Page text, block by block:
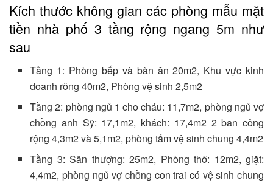
Kích thước không gian các phòng mẫu mặt
tiền nhà phố 3 tầng rộng ngang 5m như
sau
Tầng 1: Phòng bếp và bàn ăn 20m2, Khu vực kinh
doanh rông 40m2, Phòng vệ sinh 2,5m2
Tầng 2: phòng ngủ 1 cho cháu: 11,7m2, phòng ngủ vợ
chồng anh Sỹ: 17,1m2, khách: 17,4m2 2 ban công
rộng 4,3m2 và 5,1m2, phòng tắm vệ sinh chung 4,4m2
Tầng 3: Sân thượng: 25m2, Phòng thờ: 12m2, giặt:
4,4m2, phòng ngủ vợ chồng con trai có vệ sinh chung